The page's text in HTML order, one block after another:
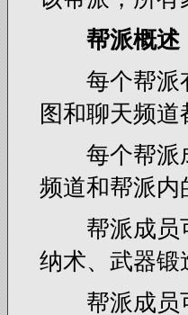
帮派概述
每个帮派有
图和聊天频
每个帮派成
频道和帮派内
帮派成员可
纳术、武器锻
帮派成员可